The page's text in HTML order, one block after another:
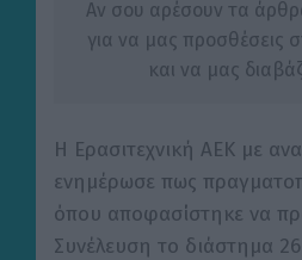
Αν σου αρέσουν τα
για να μας προσθέσεις
και να μας
Η Ερασιτεχνική ΑΕΚ με
ενημέρωσε πως
όπου αποφασίστηκε να
Συνέλευση το διάστημα